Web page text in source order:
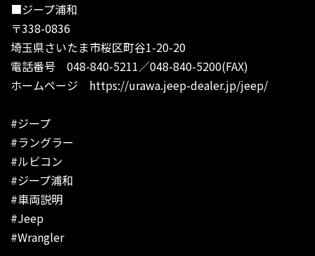
■ジープ浦和
〒338-0836
埼玉県さいたま市桜区町谷1-20-20
電話番号 048-840-5211／048-840-5200(FAX)
ホームページ https://urawa.jeep-dealer.jp/jeep/
#ジープ
#ラングラー
#ルビコン
#ジープ浦和
#車両説明
#Jeep
#Wrangler